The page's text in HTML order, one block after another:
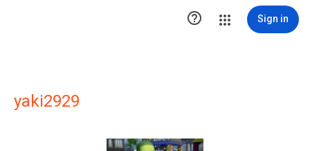
 Sign in
yaki2929